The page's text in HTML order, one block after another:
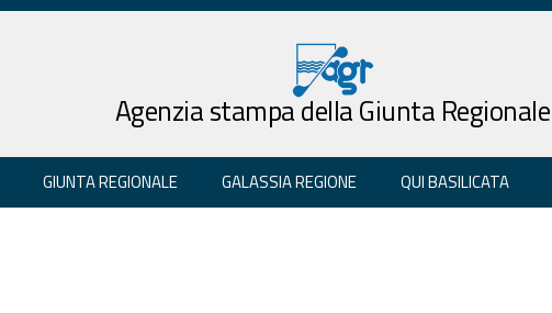
Agenzia stampa della Giunta Regionale
GIUNTA REGIONALE GALASSIA REGIONE QUI BASILICATA